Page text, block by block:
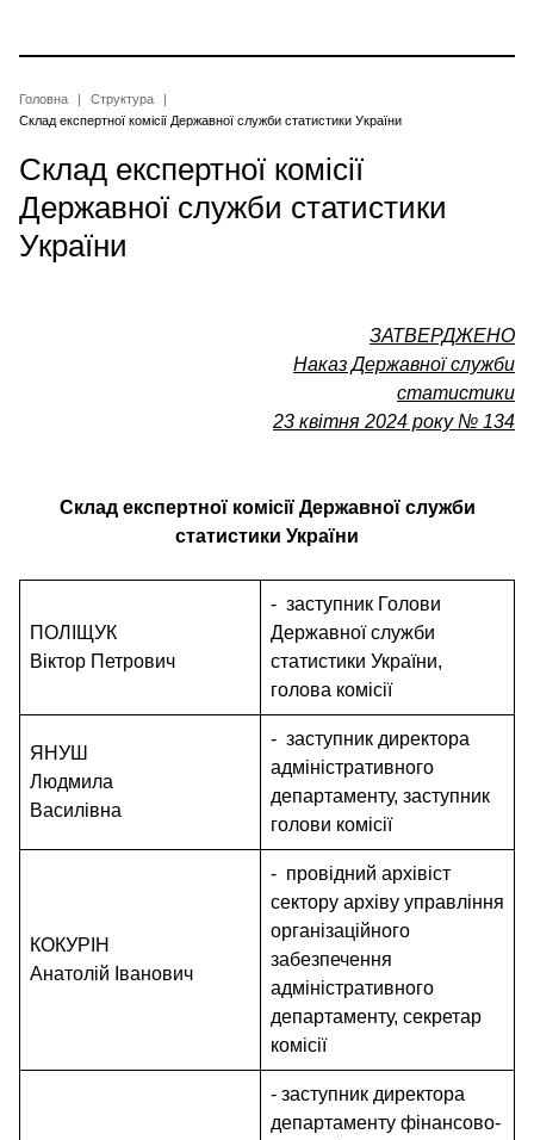
основного
Рядок
навіґації
Головна
Структура
Cклад експертної комісії Державної служби статистики України
Cклад експертної комісії
Державної служби статистики
України
ЗАТВЕРДЖЕНО
Наказ Державної служби
статистики
23 квітня 2024 року № 134
Cклад експертної комісії Державної служби
статистики України
ПОЛІЩУК
Віктор Петрович
- заступник Голови
Державної служби
статистики України,
голова комісії
ЯНУШ
Людмила
Василівна
- заступник директора
адміністративного
департаменту, заступник
голови комісії
КОКУРІН
Анатолій Іванович
- провідний архівіст
сектору архіву управління
організаційного
забезпечення
адміністративного
департаменту, секретар
комісії
- заступник директора
департаменту фінансово-